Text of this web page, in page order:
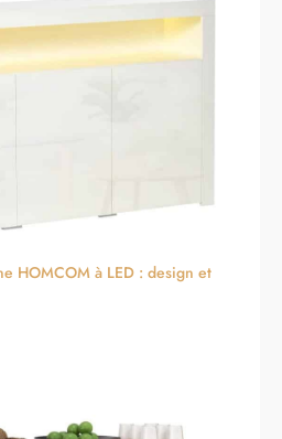
HOMCOM à LED : design et